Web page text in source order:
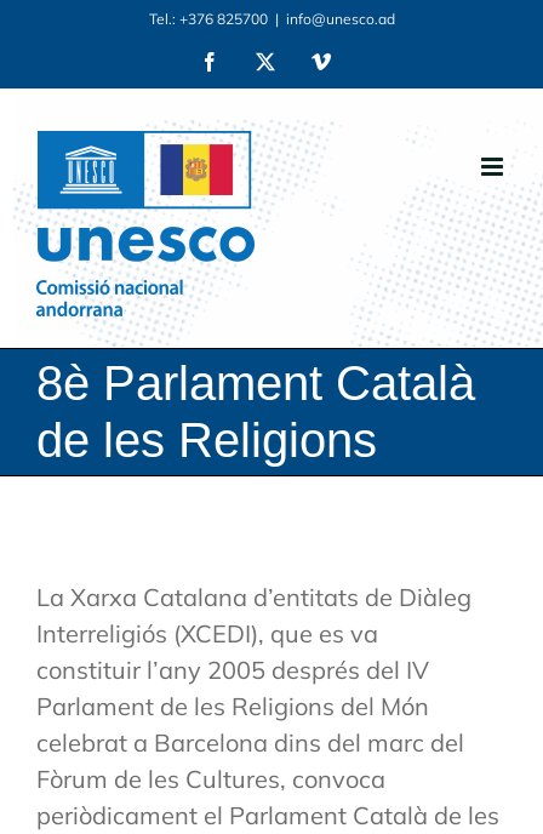
content
Tel.: +376 825700 | info@unesco.ad
Facebook Vimeo
8è Parlament Català
de les Religions
La Xarxa Catalana d’entitats de Diàleg
Interreligiós (XCEDI), que es va
constituir l’any 2005 després del IV
Parlament de les Religions del Món
celebrat a Barcelona dins del marc del
Fòrum de les Cultures, convoca
periòdicament el Parlament Català de les